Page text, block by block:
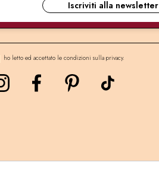
ho letto ed accettato le condizioni sulla privacy.
Iscriviti alla newsletter